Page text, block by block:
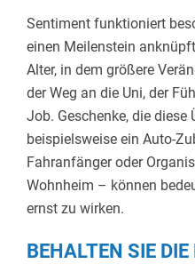
Sentiment funktioniert
einen Meilenstein
Alter, in dem größere
der Weg an die Uni, der
Job. Geschenke, die diese
beispielsweise ein Auto-
Fahranfänger oder
Wohnheim – können
ernst zu wirken.
BEHALTEN SIE